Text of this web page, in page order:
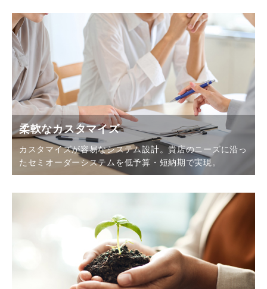
柔軟なカスタマイズ
カスタマイズが容易なシステム設計。貴店のニーズに沿っ
たセミオーダーシステムを低予算・短納期で実現。